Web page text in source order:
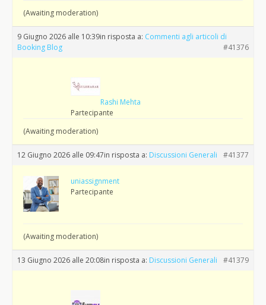
(Awaiting moderation)
9 Giugno 2026 alle 10:39in risposta a: Commenti agli articoli di
Booking Blog
#41376
Rashi Mehta
Partecipante
(Awaiting moderation)
12 Giugno 2026 alle 09:47in risposta a: Discussioni Generali #41377
uniassignment
Partecipante
(Awaiting moderation)
13 Giugno 2026 alle 20:08in risposta a: Discussioni Generali #41379